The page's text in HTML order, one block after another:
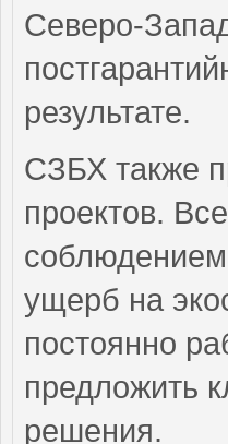
Северо-
результате.
СЗБХ также
проектов.
соблюдением
ущерб на
постоянно
предложить
решения.